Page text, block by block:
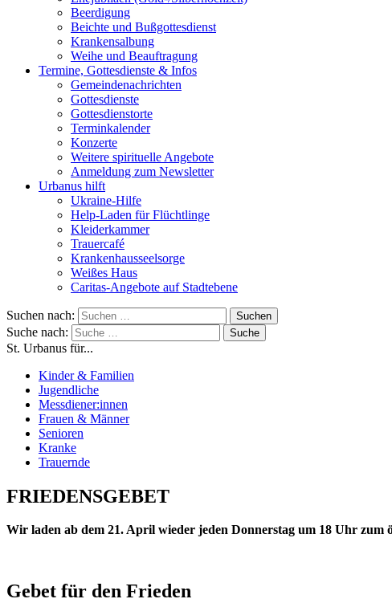
Beerdigung
Beichte und Bußgottesdienst
Krankensalbung
Weihe und Beauftragung
Termine, Gottesdienste & Infos
Gemeindenachrichten
Gottesdienste
Gottesdienstorte
Terminkalender
Konzerte
Weitere spirituelle Angebote
Anmeldung zum Newsletter
Urbanus hilft
Ukraine-Hilfe
Help-Laden für Flüchtlinge
Kleiderkammer
Trauercafé
Krankenhausseelsorge
Weißes Haus
Caritas-Angebote auf Stadtebene
Suchen nach:
Suche nach:
St. Urbanus für...
Kinder & Familien
Jugendliche
Messdiener:innen
Frauen & Männer
Senioren
Kranke
Trauernde
FRIEDENSGEBET
Wir laden ab dem 21. April wieder jeden Donnerstag um 18 Uhr zum
Gebet für den Frieden